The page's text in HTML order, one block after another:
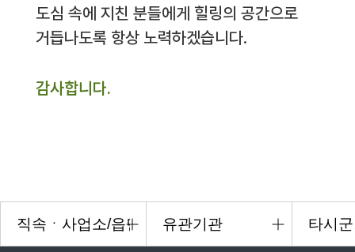
도심 속에 지친 분들에게 힐링의 공간으로
거듭나도록 항상 노력하겠습니다.
감사합니다.